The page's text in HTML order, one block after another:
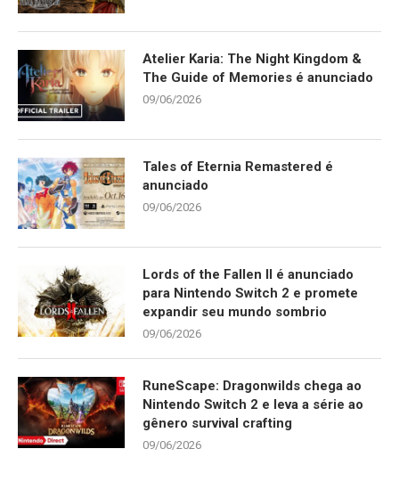
Atelier Karia: The Night Kingdom &
The Guide of Memories é anunciado
09/06/2026
Tales of Eternia Remastered é
anunciado
09/06/2026
Lords of the Fallen II é anunciado
para Nintendo Switch 2 e promete
expandir seu mundo sombrio
09/06/2026
RuneScape: Dragonwilds chega ao
Nintendo Switch 2 e leva a série ao
gênero survival crafting
09/06/2026